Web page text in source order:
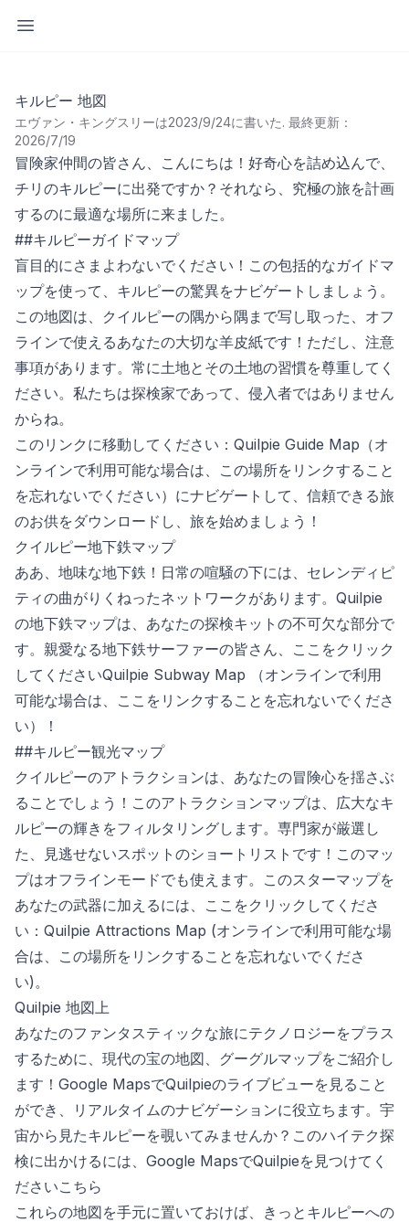
サイドバーを開く
キルピー 地図
エヴァン・キングスリーは2023/9/24に書いた. 最終更新：
2026/7/19
冒険家仲間の皆さん、こんにちは！好奇心を詰め込んで、
チリのキルピーに出発ですか？それなら、究極の旅を計画
するのに最適な場所に来ました。
##キルピーガイドマップ
盲目的にさまよわないでください！この包括的なガイドマ
ップを使って、キルピーの驚異をナビゲートしましょう。
この地図は、クイルピーの隅から隅まで写し取った、オフ
ラインで使えるあなたの大切な羊皮紙です！ただし、注意
事項があります。常に土地とその土地の習慣を尊重してく
ださい。私たちは探検家であって、侵入者ではありません
からね。
このリンクに移動してください： Quilpie Guide Map （オ
ンラインで利用可能な場合は、この場所をリンクすること
を忘れないでください）にナビゲートして、信頼できる旅
のお供をダウンロードし、旅を始めましょう！
クイルピー地下鉄マップ
ああ、地味な地下鉄！日常の喧騒の下には、セレンディピ
ティの曲がりくねったネットワークがあります。Quilpie
の地下鉄マップは、あなたの探検キットの不可欠な部分で
す。親愛なる地下鉄サーファーの皆さん、ここをクリック
してくださいQuilpie Subway Map （オンラインで利用
可能な場合は、ここをリンクすることを忘れないでくださ
い）！
##キルピー観光マップ
クイルピーのアトラクションは、あなたの冒険心を揺さぶ
ることでしょう！このアトラクションマップは、広大なキ
ルピーの輝きをフィルタリングします。専門家が厳選し
た、見逃せないスポットのショートリストです！このマッ
プはオフラインモードでも使えます。このスターマップを
あなたの武器に加えるには、ここをクリックしてくださ
い： Quilpie Attractions Map (オンラインで利用可能な場
合は、この場所をリンクすることを忘れないでくださ
い)。
Quilpie 地図上
あなたのファンタスティックな旅にテクノロジーをプラス
するために、現代の宝の地図、グーグルマップをご紹介し
ます！Google MapsでQuilpieのライブビューを見ること
ができ、リアルタイムのナビゲーションに役立ちます。宇
宙から見たキルピーを覗いてみませんか？このハイテク探
検に出かけるには、Google MapsでQuilpieを見つけてく
ださいこちら
これらの地図を手元に置いておけば、きっとキルピーへの